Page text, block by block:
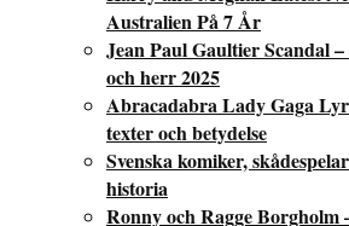
Australien På 7 År
Jean Paul Gaultier Scandal
och herr 2025
Abracadabra Lady Gaga
texter och betydelse
Svenska komiker,
historia
Ronny och Ragge Borgholm